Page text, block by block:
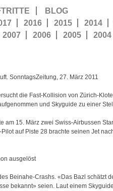
BLOG
2016 2015 2014
2007 2006 2005 2004
SonntagsZeitung, 27. März 2011
die Fast-Kollision von Zürich-
und Skyguide zu einer
am 15. März zwei Swiss-Airbussen
auf Piste 28 brachte seinen Jet
ausgelöst
Beinahe-Crashs. «Das Bazl schätzt
bekannt» seien. Laut einem